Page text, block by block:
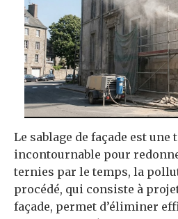
Le sablage de façade est une
incontournable pour
ternies par le temps, la
procédé, qui consiste à
façade, permet d’éliminer